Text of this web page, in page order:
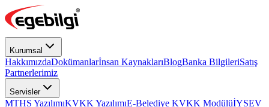
Kurumsal
HakkımızdaDokümanlarİnsan KaynaklarıBlogBanka BilgileriSatış
Partnerlerimiz
Servisler
MTHS YazılımıKVKK YazılımıE-Belediye KVKK ModülüİYSEV